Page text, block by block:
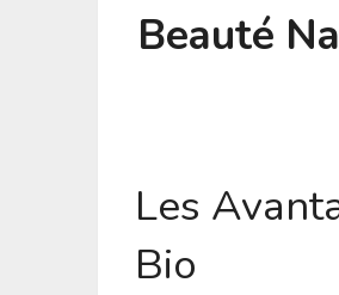
Beauté
Les
Bio